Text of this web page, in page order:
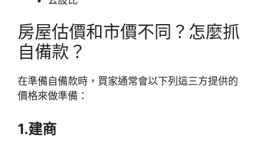
房屋估價和市價不同？怎麼抓
自備款？
在準備自備款時，買家通常會以下列這三方提供的
價格來做準備：
1.建商